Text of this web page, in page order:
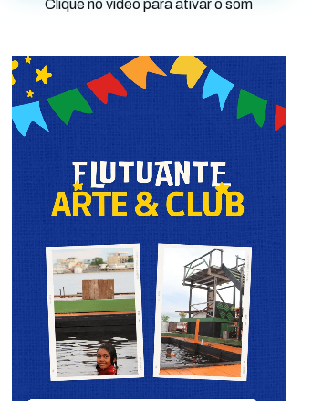
Clique no vídeo para ativar o som